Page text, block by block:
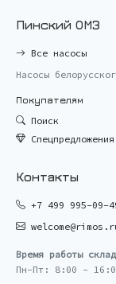
Пинский ОМЗ
Все насосы
Насосы
Покупателям
Поиск
Спецпредложения
Контакты
+7 499 995-09-
Время работы
Пн-Пт: 8:00 -